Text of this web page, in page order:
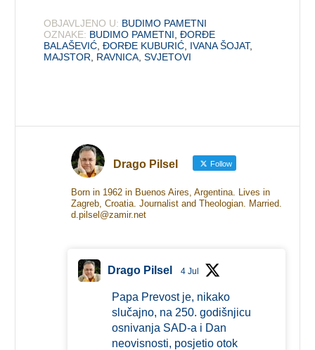
OBJAVLJENO U: BUDIMO PAMETNI
OZNAKE: BUDIMO PAMETNI ,ĐORĐE
BALAŠEVIĆ ,ĐORĐE KUBURIĆ IVANA ŠOJAT,
MAJSTOR
RAVNICA ,SVJETOVI
Drago Pilsel Follow
Born in 1962 in Buenos Aires, Argentina. Lives in
Zagreb, Croatia. Journalist and Theologian. Married.
d.pilsel@zamir.net
Drago Pilsel 4 Jul
Papa Prevost je, nikako
slučajno, na 250. godišnjicu
osnivanja SAD-a i Dan
neovisnosti, posjetio otok